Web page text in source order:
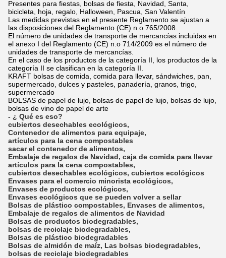
Presentes para fiestas, bolsas de fiesta, Navidad, Santa,
bicicleta, hoja, regalo, Halloween, Pascua, San Valentín
Las medidas previstas en el presente Reglamento se ajustan a
las disposiciones del Reglamento (CE) n.o 765/2008.
El número de unidades de transporte de mercancías incluidas en
el anexo I del Reglamento (CE) n.o 714/2009 es el número de
unidades de transporte de mercancías.
En el caso de los productos de la categoría II, los productos de la
categoría II se clasifican en la categoría II.
KRAFT bolsas de comida, comida para llevar, sándwiches, pan,
supermercado, dulces y pasteles, panadería, granos, trigo,
supermercado
BOLSAS de papel de lujo, bolsas de papel de lujo, bolsas de lujo,
bolsas de vino de papel de arte
- ¿ Qué es eso?
cubiertos desechables ecológicos,
Contenedor de alimentos para equipaje,
artículos para la cena compostables
sacar el contenedor de alimentos,
Embalaje de regalos de Navidad, caja de comida para llevar
artículos para la cena compostables,
cubiertos desechables ecológicos, cubiertos ecológicos
Envases para el comercio minorista ecológicos,
Envases de productos ecológicos,
Envases ecológicos que se pueden volver a sellar
Bolsas de plástico compostables, Envases de alimentos,
Embalaje de regalos de alimentos de Navidad
Bolsas de productos biodegradables,
bolsas de reciclaje biodegradables,
Bolsas de plástico biodegradables
Bolsas de almidón de maíz, Las bolsas biodegradables,
bolsas de reciclaje biodegradables